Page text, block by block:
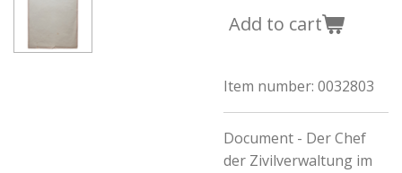
Add to cart
Item number: 0032803
Document - Der Chef
der Zivilverwaltung im